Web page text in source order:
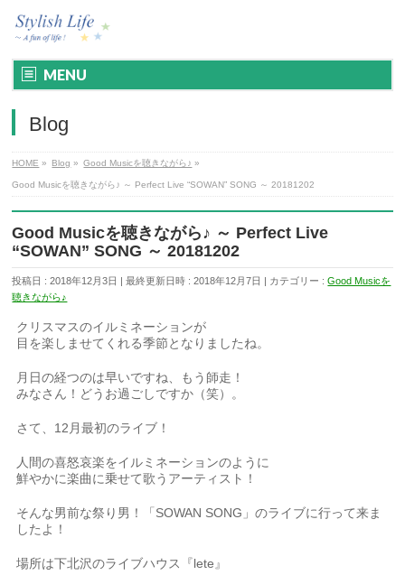
MENU
Blog
HOME » Blog » Good Musicを聴きながら♪ »
Good Musicを聴きながら♪ ～ Perfect Live “SOWAN” SONG ～ 20181202
Good Musicを聴きながら♪ ～ Perfect Live
“SOWAN” SONG ～ 20181202
投稿日 : 2018年12月3日 最終更新日時 : 2018年12月7日 カテゴリー :Good Musicを
聴きながら♪
クリスマスのイルミネーションが
目を楽しませてくれる季節となりましたね。
月日の経つのは早いですね、もう師走！
みなさん！どうお過ごしですか（笑）。
さて、12月最初のライブ！
人間の喜怒哀楽をイルミネーションのように
鮮やかに楽曲に乗せて歌うアーティスト！
そんな男前な祭り男！「SOWAN SONG」のライブに行って来ま
したよ！
場所は下北沢のライブハウス『lete』